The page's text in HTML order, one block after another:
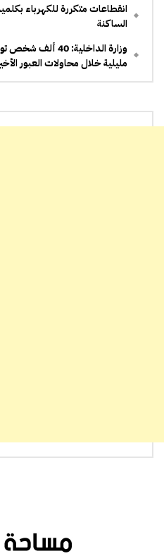
انقطاعات متكررة للكهرباء
الساكنة
مليلية خلال محاولات العبور